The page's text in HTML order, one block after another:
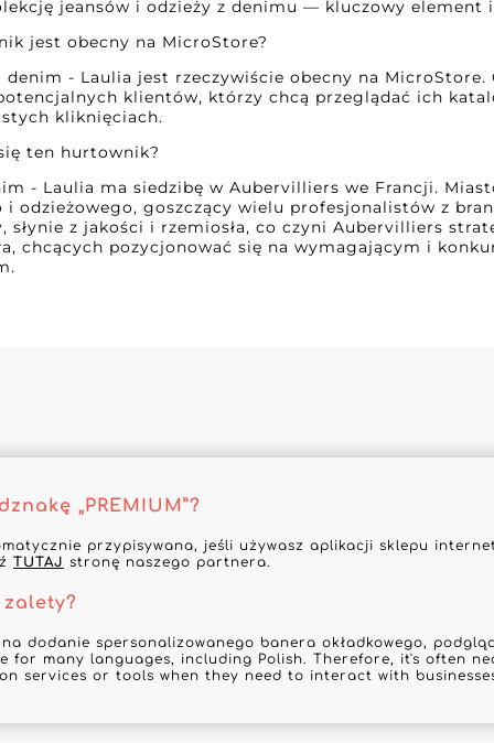
jeansów i odzieży z denimu — kluczowy element
jest obecny na MicroStore?
- Laulia jest rzeczywiście obecny na MicroStore.
klientów, którzy chcą przeglądać ich
kliknięciach.
ten hurtownik?
- Laulia ma siedzibę w Aubervilliers we Francji.
odzieżowego, goszczący wielu profesjonalistów z
słynie z jakości i rzemiosła, co czyni Aubervilliers
chcących pozycjonować się na wymagającym i
„PREMIUM”?
przypisywana, jeśli używasz aplikacji sklepu
TUTAJ stronę naszego partnera.
dodanie spersonalizowanego banera okładkowego,
for many languages, including Polish. Therefore, it's often
services or tools when they need to interact with